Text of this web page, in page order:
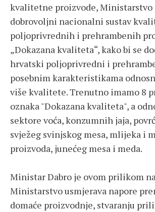
kvalitetne proizvode, Ministarstvo
dobrovoljni nacionalni sustav
poljoprivrednih i prehrambenih
„Dokazana kvaliteta“, kako bi se
hrvatski poljoprivredni i
posebnim karakteristikama
više kvalitete. Trenutno imamo 8
oznaka "Dokazana kvaliteta", a
sektore voća, konzumnih jaja,
svježeg svinjskog mesa, mlijeka i
proizvoda, junećeg mesa i meda.
Ministar Dabro je ovom prilikom
Ministarstvo usmjerava napore
domaće proizvodnje, stvaranju